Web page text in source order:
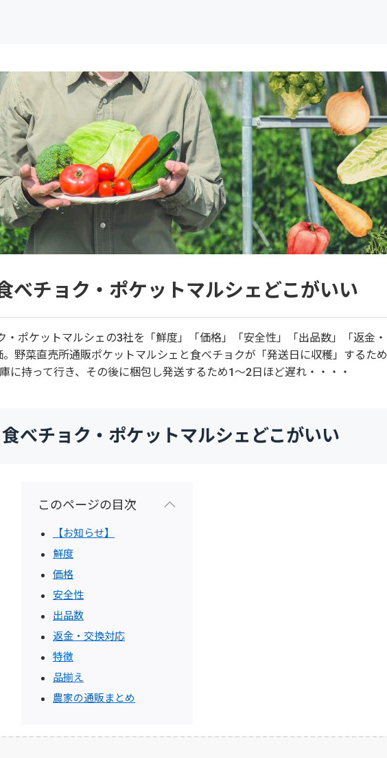
べチョク・ポケットマルシェどこがいい
ポケットマルシェの3社を「鮮度」「価格」「安全性」「出品数」「返金・
野菜直売所通販ポケットマルシェと食べチョクが「発送日に収穫」するため
持って行き、その後に梱包し発送するため1～2日ほど遅れ・・・・
べチョク・ポケットマルシェどこがいい
このページの目次
【お知らせ】
鮮度
価格
安全性
出品数
返金・交換対応
特徴
品揃え
農家の通販まとめ